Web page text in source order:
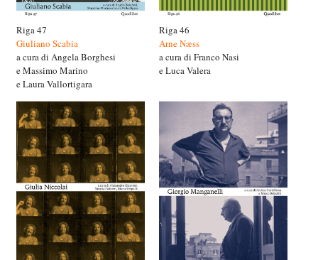
Riga 47
Giuliano Scabia
a cura di Angela Borghesi
e Massimo Marino
e Laura Vallortigara
Riga 46
Arne Næss
a cura di Franco Nasi
e Luca Valera